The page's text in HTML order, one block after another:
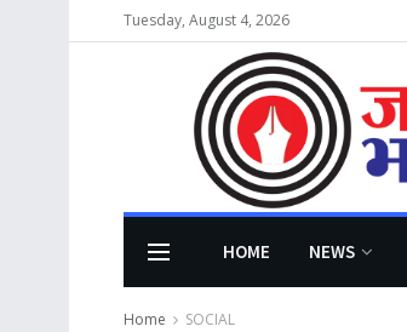
Tuesday, August 4, 2026
HOME NEWS
Home SOCIAL